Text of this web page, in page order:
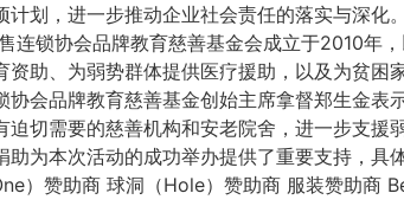
划，进一步推动企业社会责任的落实与深
连锁协会品牌教育慈善基金会成立于2010年
助、为弱势群体提供医疗援助，以及为贫
会品牌教育慈善基金创始主席拿督郑生金表
切需要的慈善机构和安老院舍，进一步支援
为本次活动的成功举办提供了重要支持，
）赞助商 球洞（Hole）赞助商 服装赞助商